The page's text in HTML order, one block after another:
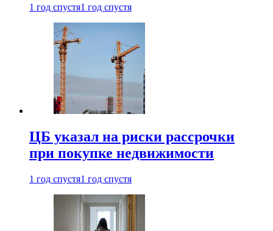
1 год спустя1 год спустя
ЦБ указал на риски рассрочки
при покупке недвижимости
1 год спустя1 год спустя